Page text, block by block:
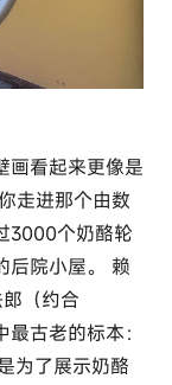
画看起来更像是
走进那个由数
3000个奶酪轮
后院小屋。 赖
（约合
古老的标本：
为了展示奶酪